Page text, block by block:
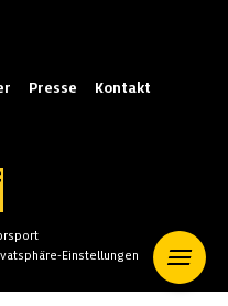
Presse Kontakt
Einstellungen